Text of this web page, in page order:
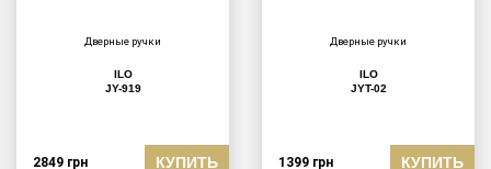
Дверные ручки
ILO
JY-919
2849 грн КУПИТЬ
Дверные ручки
ILO
JYT-02
1399 грн КУПИТЬ